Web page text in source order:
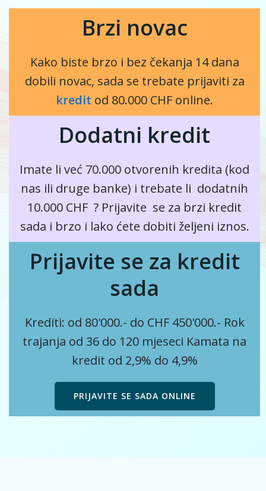
Brzi novac
Kako biste brzo i bez čekanja 14 dana
dobili novac, sada se trebate prijaviti za
kredit od 80.000 CHF online.
Dodatni kredit
Imate li već 70.000 otvorenih kredita (kod
nas ili druge banke) i trebate li dodatnih
10.000 CHF ? Prijavite se za brzi kredit
sada i brzo i lako ćete dobiti željeni iznos.
Prijavite se za kredit
sada
Krediti: od 80'000.- do CHF 450'000.- Rok
trajanja od 36 do 120 mjeseci Kamata na
kredit od 2,9% do 4,9%
PRIJAVITE SE SADA ONLINE